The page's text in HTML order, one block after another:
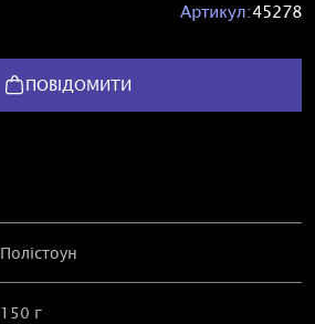
Артикул:45278
ПОВІДОМИТИ
Полістоун
150 г